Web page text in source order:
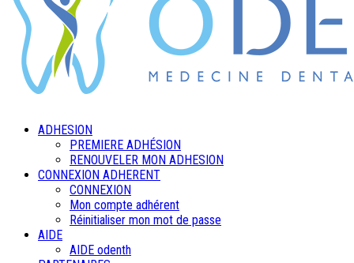
ADHESION
PREMIERE ADHÉSION
RENOUVELER MON ADHESION
CONNEXION ADHERENT
CONNEXION
Mon compte adhérent
Réinitialiser mon mot de passe
AIDE
AIDE odenth